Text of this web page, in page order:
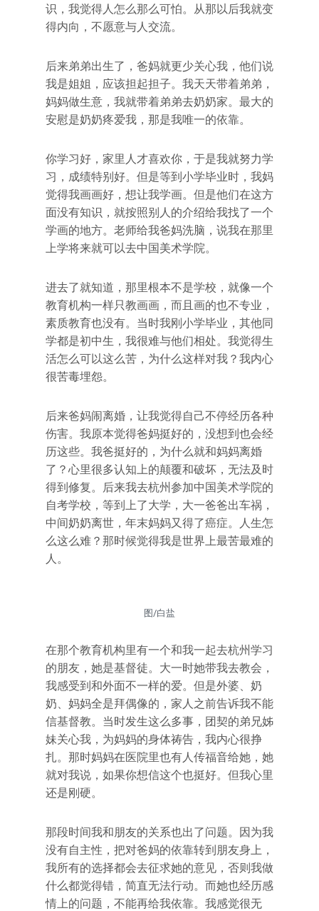
识，我觉得人怎么那么可怕。从那以后我就变
得内向，不愿意与人交流。
后来弟弟出生了，爸妈就更少关心我，他们说
我是姐姐，应该担起担子。我天天带着弟弟，
妈妈做生意，我就带着弟弟去奶奶家。最大的
安慰是奶奶疼爱我，那是我唯一的依靠。
你学习好，家里人才喜欢你，于是我就努力学
习，成绩特别好。但是等到小学毕业时，我妈
觉得我画画好，想让我学画。但是他们在这方
面没有知识，就按照别人的介绍给我找了一个
学画的地方。老师给我爸妈洗脑，说我在那里
上学将来就可以去中国美术学院。
进去了就知道，那里根本不是学校，就像一个
教育机构一样只教画画，而且画的也不专业，
素质教育也没有。当时我刚小学毕业，其他同
学都是初中生，我很难与他们相处。我觉得生
活怎么可以这么苦，为什么这样对我？我内心
很苦毒埋怨。
后来爸妈闹离婚，让我觉得自己不停经历各种
伤害。我原本觉得爸妈挺好的，没想到也会经
历这些。我爸挺好的，为什么就和妈妈离婚
了？心里很多认知上的颠覆和破坏，无法及时
得到修复。后来我去杭州参加中国美术学院的
自考学校，等到上了大学，大一爸爸出车祸，
中间奶奶离世，年末妈妈又得了癌症。人生怎
么这么难？那时候觉得我是世界上最苦最难的
人。
图/白盐
在那个教育机构里有一个和我一起去杭州学习
的朋友，她是基督徒。大一时她带我去教会，
我感受到和外面不一样的爱。但是外婆、奶
奶、妈妈全是拜偶像的，家人之前告诉我不能
信基督教。当时发生这么多事，团契的弟兄姊
妹关心我，为妈妈的身体祷告，我内心很挣
扎。那时妈妈在医院里也有人传福音给她，她
就对我说，如果你想信这个也挺好。但我心里
还是刚硬。
那段时间我和朋友的关系也出了问题。因为我
没有自主性，把对爸妈的依靠转到朋友身上，
我所有的选择都会去征求她的意见，否则我做
什么都觉得错，简直无法行动。而她也经历感
情上的问题，不能再给我依靠。我感觉很无